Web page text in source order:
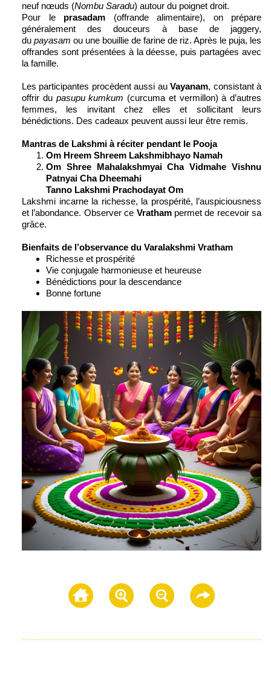
neuf nœuds (Nombu Saradu) autour du poignet droit.
Pour le prasadam (offrande alimentaire), on prépare
généralement des douceurs à base de jaggery,
du payasam ou une bouillie de farine de riz. Après le puja, les
offrandes sont présentées à la déesse, puis partagées avec
la famille.
Les participantes procèdent aussi auVayanam, consistant à
offrir du pasupu kumkum (curcuma et vermillon) à d’autres
femmes, les invitant chez elles et sollicitant leurs
bénédictions. Des cadeaux peuvent aussi leur être remis.
Mantras de Lakshmi à réciter pendant le Pooja
Om Hreem Shreem Lakshmibhayo Namah
Om Shree Mahalakshmyai Cha Vidmahe Vishnu
Patnyai Cha Dheemahi
Tanno Lakshmi Prachodayat Om
Lakshmi incarne la richesse, la prospérité, l’auspiciousness
et l’abondance. Observer ce Vrathampermet de recevoir sa
grâce.
Bienfaits de l’observance du Varalakshmi Vratham
Richesse et prospérité
Vie conjugale harmonieuse et heureuse
Bénédictions pour la descendance
Bonne fortune